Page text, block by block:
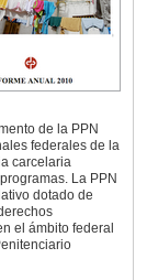
de la PPN
federales de la
carcelaria
La PPN
dotado de
el ámbito federal